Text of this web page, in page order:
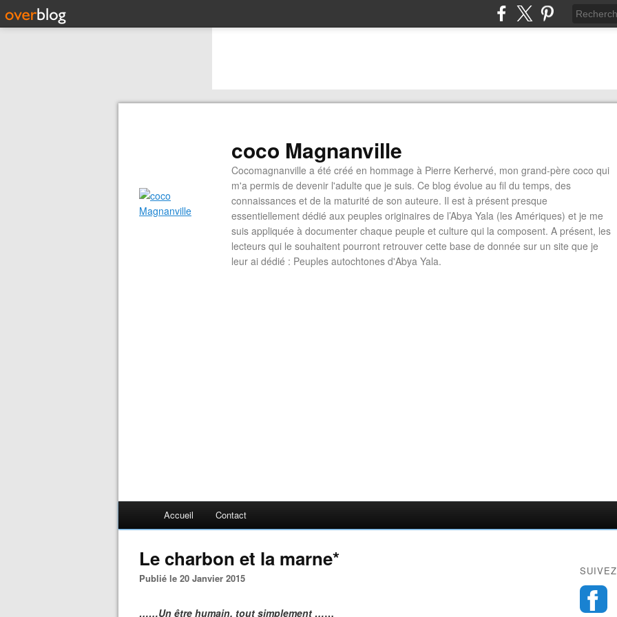
coco Magnanville
Cocomagnanville a été créé en hommage à Pierre Kerhervé, mon grand-père coco qui
m'a permis de devenir l'adulte que je suis. Ce blog évolue au fil du temps, des
connaissances et de la maturité de son auteure. Il est à présent presque
essentiellement dédié aux peuples originaires de l’Abya Yala (les Amériques) et je me
suis appliquée à documenter chaque peuple et culture qui la composent. A présent, les
lecteurs qui le souhaitent pourront retrouver cette base de donnée sur un site que je
leur ai dédié : Peuples autochtones d'Abya Yala.
Accueil Contact
Le charbon et la marne*
Publié le 20 Janvier 2015
……Un être humain, tout simplement ……